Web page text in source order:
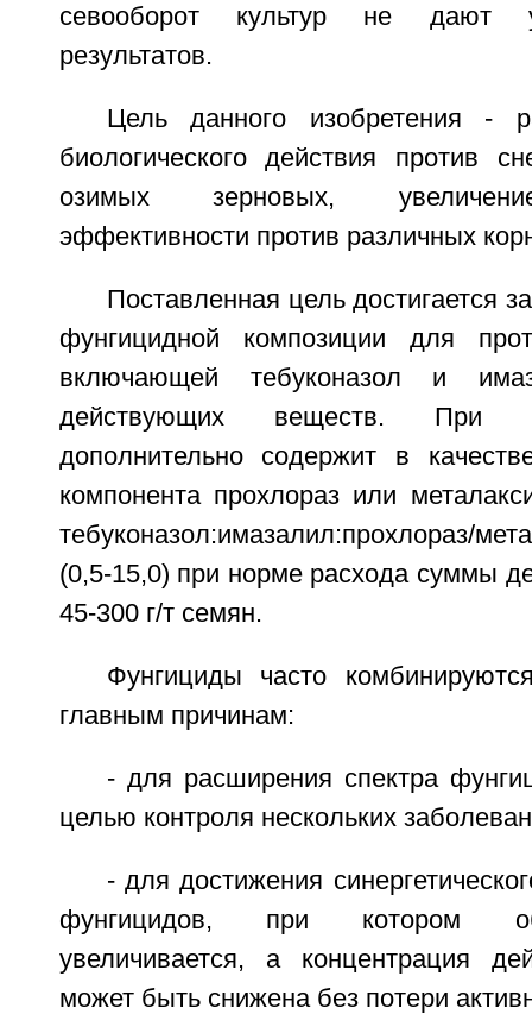
севооборот культур не дают
результатов.
Цель данного изобретения -
биологического действия против
озимых зерновых,
эффективности против различных
Поставленная цель достигается
фунгицидной композиции для
включающей тебуконазол и
действующих веществ. При
дополнительно содержит в
компонента прохлораз или
тебуконазол:имазалил:прохлораз/
(0,5-15,0) при норме расхода суммы
45-300 г/т семян.
Фунгициды часто
главным причинам:
- для расширения спектра
целью контроля нескольких
- для достижения
фунгицидов, при котором
увеличивается, а концентрация
может быть снижена без потери